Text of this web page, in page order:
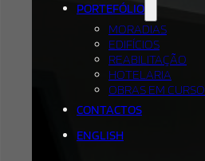
PORTEFÓLIO
MORADIAS
EDIFÍCIOS
REABILITAÇÃO
HOTELARIA
OBRAS EM CURSO
CONTACTOS
ENGLISH